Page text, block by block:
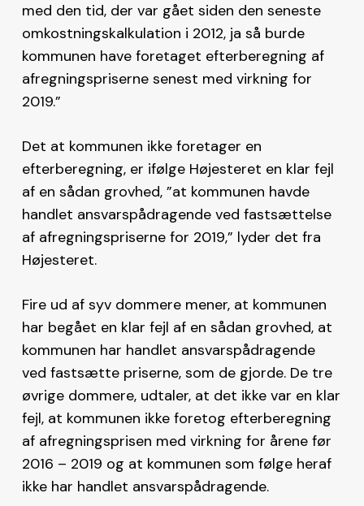
med den tid, der var gået siden den seneste
omkostningskalkulation i 2012, ja så burde
kommunen have foretaget efterberegning af
afregningspriserne senest med virkning for
2019.”
Det at kommunen ikke foretager en
efterberegning, er ifølge Højesteret en klar fejl
af en sådan grovhed, ”at kommunen havde
handlet ansvarspådragende ved fastsættelse
af afregningspriserne for 2019,” lyder det fra
Højesteret.
Fire ud af syv dommere mener, at kommunen
har begået en klar fejl af en sådan grovhed, at
kommunen har handlet ansvarspådragende
ved fastsætte priserne, som de gjorde. De tre
øvrige dommere, udtaler, at det ikke var en klar
fejl, at kommunen ikke foretog efterberegning
af afregningsprisen med virkning for årene før
2016 – 2019 og at kommunen som følge heraf
ikke har handlet ansvarspådragende.